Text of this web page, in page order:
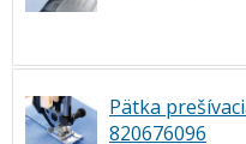
Pätka
820676096